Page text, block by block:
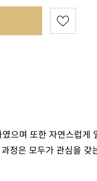
으며 또한 자연스럽게
정은 모두가 관심을 갖